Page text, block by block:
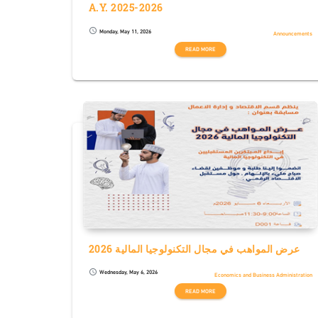
A.Y. 2025-2026
schedule Monday, May 11, 2026
Announcements
READ MORE
عرض المواهب في مجال التكنولوجيا المالية 2026
schedule Wednesday, May 6, 2026
Economics and Business Administration
READ MORE